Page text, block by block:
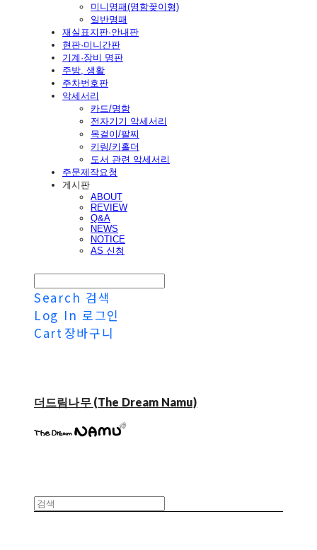
미니명패(명함꽂이형)
일반명패
재실표지판·안내판
현판·미니간판
기계·장비 명판
주방, 생활
주차번호판
악세서리
카드/명함
전자기기 악세서리
목걸이/팔찌
키링/키홀더
도서 관련 악세서리
주문제작요청
게시판
ABOUT
REVIEW
Q&A
NEWS
NOTICE
AS 신청
Search 검색
Log In 로그인
Cart 장바구니
더드림나무 (The Dream Namu)